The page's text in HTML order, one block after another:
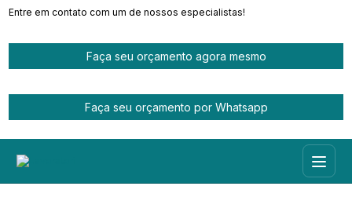
Entre em contato com um de nossos especialistas!
Faça seu orçamento agora mesmo
Faça seu orçamento por Whatsapp